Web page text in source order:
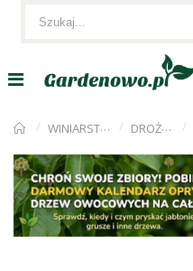
WINIARSTWO DROŻDŻE